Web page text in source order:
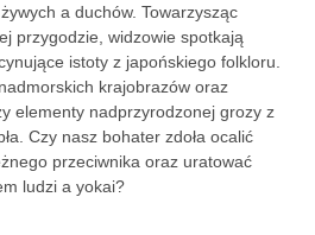
a duchów. Towarzysząc
przygodzie, widzowie spotkają
istoty z japońskiego folkloru.
krajobrazów oraz
elementy nadprzyrodzonej grozy z
Czy nasz bohater zdoła ocalić
przeciwnika oraz uratować
ludzi a yokai?